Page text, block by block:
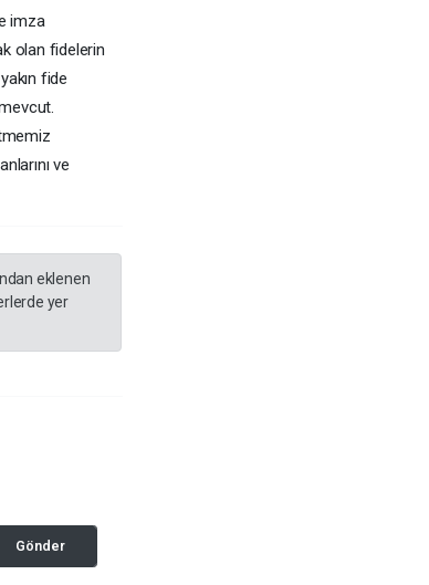
imza
olan fidelerin
fide
ve
eklenen
yer
Gönder